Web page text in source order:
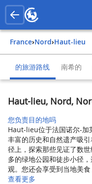
France› Nord› Haut-lieu
的旅游路线 南希的
Haut-lieu, Nord,
您负责目的地吗
Haut-lieu位于法国诺尔-加
丰富的历史和自然遗产吸
径上，探索那些见证了数
多的绿地公园和徒步小径
观。您还会享受到当地美
查看更多